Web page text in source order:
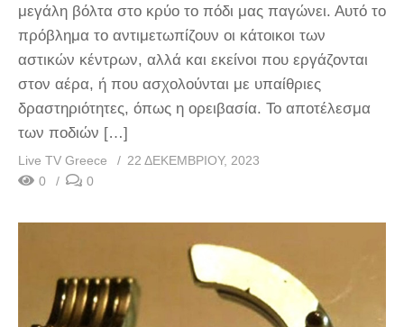
μεγάλη βόλτα στο κρύο το πόδι μας παγώνει. Αυτό το
πρόβλημα το αντιμετωπίζουν οι κάτοικοι των
αστικών κέντρων, αλλά και εκείνοι που εργάζονται
στον αέρα, ή που ασχολούνται με υπαίθριες
δραστηριότητες, όπως η ορειβασία. Το αποτέλεσμα
των ποδιών […]
Live TV Greece
22 ΔΕΚΕΜΒΡΊΟΥ, 2023
0
0